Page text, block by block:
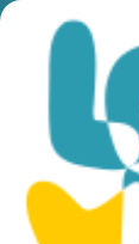
You are here:
J΄ADORE